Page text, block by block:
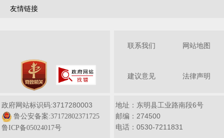
友情链接
联系我们 网站地图
建议意见 法律声明
政府网站标识码:3717280003
鲁公安备案:37172802371725
鲁ICP备05024017号
地址：东明县工业路南段6号
邮编：274500
电话：0530-7211831